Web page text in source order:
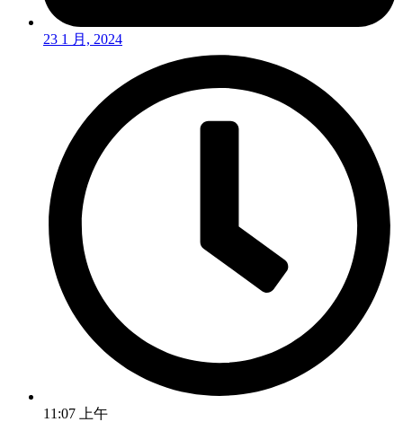
23 1 月, 2024
11:07 上午